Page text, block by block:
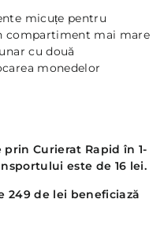
micuțe pentru
compartiment mai mare
cu două
monedelor
Curierat Rapid în 1-
este de 16 lei.
249 de lei beneficiază